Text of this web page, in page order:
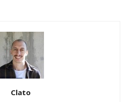
Clato